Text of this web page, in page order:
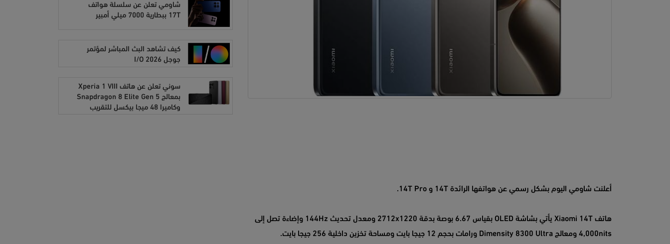
أعلنت شاومي اليوم بشكل رسمي عن هواتفها الرائدة 14T و 14T Pro.
هاتف Xiaomi 14T يأتي بشاشة OLED بقياس 6.67 بوصة بدقة 2712x1220 ومعدل تحديث 144Hz وإضاءة تصل إلى
4,000nits ومعالج Dimensity 8300 Ultra ورامات بحجم 12 جيجا بايت ومساحة تخزين داخلية 256 جيجا بايت.
شاومي تعلن عن سلسلة هواتف
17T ببطارية 7000 ميلي أمبير
كيف تشاهد البث المباشر لمؤتمر
جوجل I/O 2026
سوني تعلن عن هاتف Xperia 1 VIII
بمعالج Snapdragon 8 Elite Gen 5
وكاميرا 48 ميجا بيكسل للتقريب